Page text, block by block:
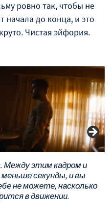
ровно так, чтобы не
начала до конца, и это
Чистая эйфория.
Между этим кадром и
секунды, и вы
не можете, насколько
в движении.